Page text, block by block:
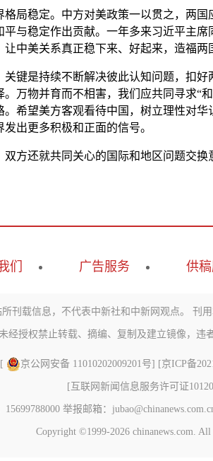
稳定。中方对美政策一以贯之，两国
与稳定作出贡献。一年多来习近平主
中美关系真正稳下来、好起来，造福两
是持续不断解决彼此认知问题，扣好
万物并育而不相害，我们应共同寻求“
希望美方客观看待中国，树立理性对
出更多积极和正面的信号。
还就共同关心的国际和地区问题交换
们 广告服务 供
刊载信息，不代表中新社和中新网观点。 刊
未经授权禁止转载、摘编、复制及建立镜像，违
京公网安备 11010202009201号] [京ICP备
[ 互联网新闻信息服务许可证
举报邮箱：
Copyright ©1999-2026 chinanews.com. All